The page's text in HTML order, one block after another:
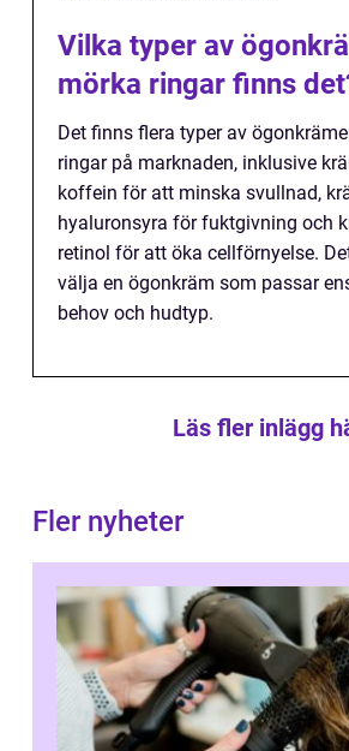
Vilka typer av
mörka ringar finns
Det finns flera typer av
ringar på marknaden, inklusive
koffein för att minska svullnad,
hyaluronsyra för fuktgivning och
retinol för att öka cellförnyelse.
välja en ögonkräm som passar
behov och hudtyp.
Läs fler inlägg
Fler nyheter